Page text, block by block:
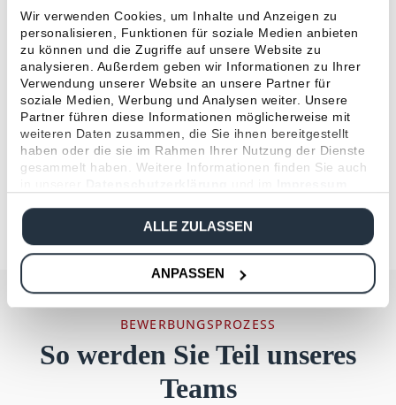
Wir verwenden Cookies, um Inhalte und Anzeigen zu
personalisieren, Funktionen für soziale Medien anbieten
zu können und die Zugriffe auf unsere Website zu
analysieren. Außerdem geben wir Informationen zu Ihrer
Verwendung unserer Website an unsere Partner für
soziale Medien, Werbung und Analysen weiter. Unsere
Partner führen diese Informationen möglicherweise mit
weiteren Daten zusammen, die Sie ihnen bereitgestellt
haben oder die sie im Rahmen Ihrer Nutzung der Dienste
gesammelt haben. Weitere Informationen finden Sie auch
ALLE ZULASSEN
ANPASSEN
begleiten Bewerbende während des
Prozesses und stellen Ihnen das
Unternehmen mit Herz und
Leidenschaft vor.
Christian Taropin
HR Business Partner
BEWERBUNGSPROZESS
So werden Sie Teil unseres
Teams